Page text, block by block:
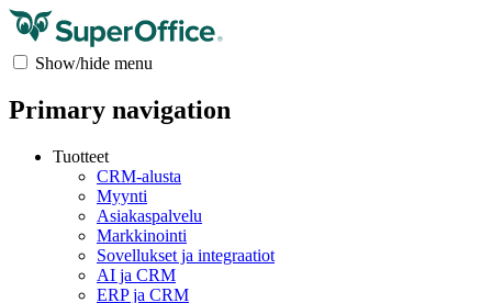
Show/hide menu
Primary navigation
Tuotteet
CRM-alusta
Myynti
Asiakaspalvelu
Markkinointi
Sovellukset ja integraatiot
AI ja CRM
ERP ja CRM